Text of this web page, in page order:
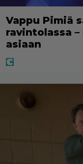
Vappu Pimiä
ravintolassa
asiaan